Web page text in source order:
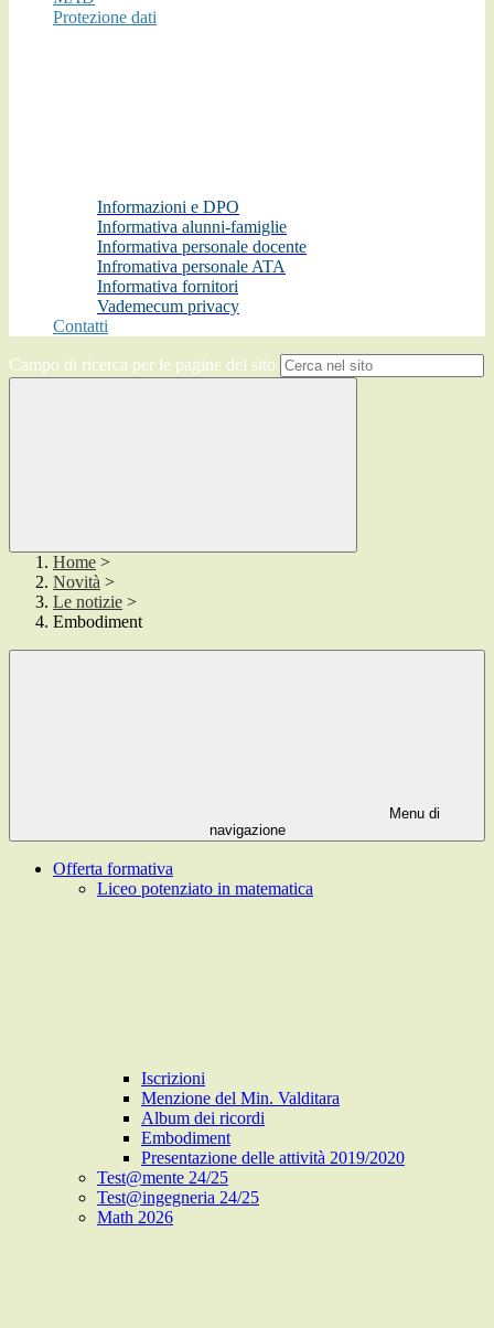
Protezione dati
Informazioni e DPO
Informativa alunni-famiglie
Informativa personale docente
Infromativa personale ATA
Informativa fornitori
Vademecum privacy
Contatti
Campo di ricerca per le pagine del sito
Home >
Novità >
Le notizie >
Embodiment
Menu di
navigazione
Offerta formativa
Liceo potenziato in matematica
Iscrizioni
Menzione del Min. Valditara
Album dei ricordi
Embodiment
Presentazione delle attività 2019/2020
Test@mente 24/25
Test@ingegneria 24/25
Math 2026